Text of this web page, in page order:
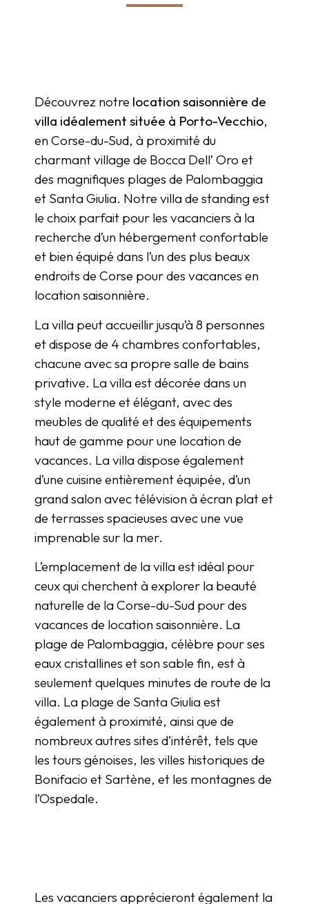
Découvrez notre location saisonnière de
villa idéalement située à Porto-Vecchio,
en Corse-du-Sud, à proximité du
charmant village de Bocca Dell’ Oro et
des magnifiques plages de Palombaggia
et Santa Giulia. Notre villa de standing est
le choix parfait pour les vacanciers à la
recherche d’un hébergement confortable
et bien équipé dans l’un des plus beaux
endroits de Corse pour des vacances en
location saisonnière.
La villa peut accueillir jusqu’à 8 personnes
et dispose de 4 chambres confortables,
chacune avec sa propre salle de bains
privative. La villa est décorée dans un
style moderne et élégant, avec des
meubles de qualité et des équipements
haut de gamme pour une location de
vacances. La villa dispose également
d’une cuisine entièrement équipée, d’un
grand salon avec télévision à écran plat et
de terrasses spacieuses avec une vue
imprenable sur la mer.
L’emplacement de la villa est idéal pour
ceux qui cherchent à explorer la beauté
naturelle de la Corse-du-Sud pour des
vacances de location saisonnière. La
plage de Palombaggia, célèbre pour ses
eaux cristallines et son sable fin, est à
seulement quelques minutes de route de la
villa. La plage de Santa Giulia est
également à proximité, ainsi que de
nombreux autres sites d’intérêt, tels que
les tours génoises, les villes historiques de
Bonifacio et Sartène, et les montagnes de
l’Ospedale.
Les vacanciers apprécieront également la